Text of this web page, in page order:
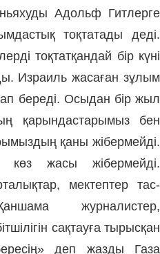
Адольф Гитлерге
тоқтатады деді.
тоқтатқандай бір күні
Израиль жасаған зұлым
береді. Осыдан бір жыл
қарындастарымыз бен
қаны жібермейді.
көз жасы жібермейді.
мектептер тас-
журналистер,
сақтауға тырысқан
деп жазды Газа